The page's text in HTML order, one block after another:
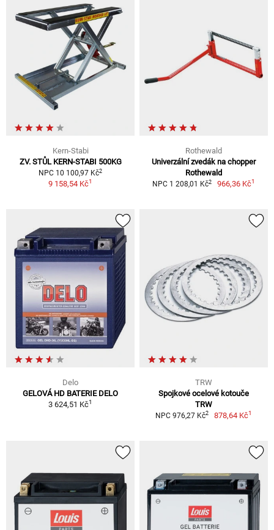
Kern-Stabi
ZV. STŮL KERN-STABI 500KG
NPC 10 100,97 Kč2
9 158,54 Kč1
Rothewald
Univerzální zvedák na chopper
Rothewald
NPC 1 208,01 Kč2 966,36 Kč1
Delo
GELOVÁ HD BATERIE DELO
3 624,51 Kč1
TRW
Spojkové ocelové kotouče
TRW
NPC 976,27 Kč2 878,64 Kč1